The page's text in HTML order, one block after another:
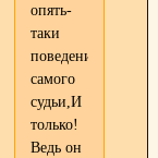
опять-
таки
поведение
самого
судьи,И
только!
Ведь он